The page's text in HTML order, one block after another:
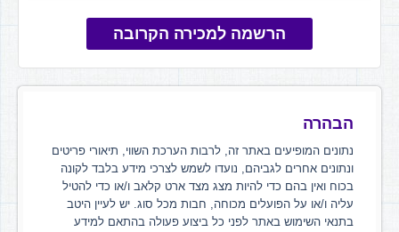
הרשמה למכירה הקרובה
הבהרה
נתונים המופיעים באתר זה, לרבות הערכת השווי, תיאורי פריטים
ונתונים אחרים לגביהם, נועדו לשמש לצרכי מידע בלבד לקונה
בכוח ואין בהם כדי להיות מצג מצד ארט קלאב ו/או כדי להטיל
עליה ו/או על הפועלים מכוחה, חבות מכל סוג. יש לעיין היטב
בתנאי השימוש באתר לפני כל ביצוע פעולה בהתאם למידע